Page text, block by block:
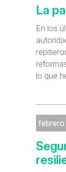
La
En los
lo que